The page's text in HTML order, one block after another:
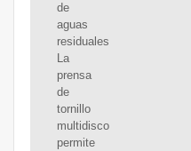
de
aguas
residuales
La
prensa
de
tornillo
multidisco
permite